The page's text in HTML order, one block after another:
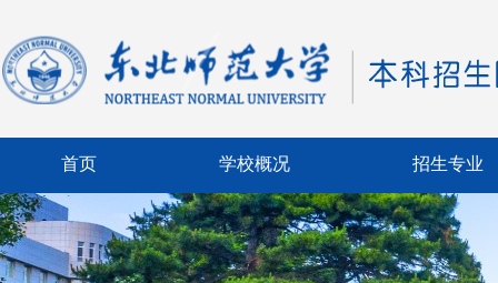
首页 学校概况 招生专业